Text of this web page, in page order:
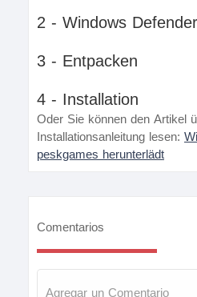
2 - Windows
3 - Entpacken
4 - Installation
Oder Sie können den Artikel
Installationsanleitung lesen:
peskgames herunterlädt
Comentarios